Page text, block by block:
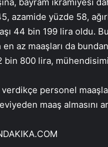
azamide yüzde 58,
44 bin 199 lira oldu.
az maaşları da
800 lira,
personel
maaş almasını